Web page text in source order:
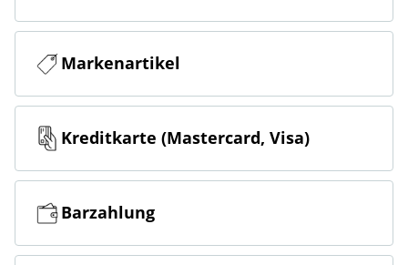
Markenartikel
Kreditkarte (Mastercard, Visa)
Barzahlung